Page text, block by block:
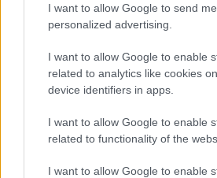
I want to allow Google to send me
personalized advertising.
I want to allow Google to enable
related to analytics like cookies
device identifiers in apps.
I want to allow Google to enable
related to functionality of the
I want to allow Google to enable